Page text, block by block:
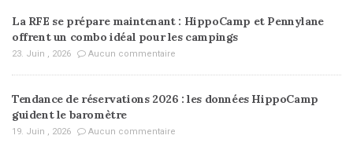
La RFE se prépare maintenant : HippoCamp et Pennylane
offrent un combo idéal pour les campings
23. Juin , 2026 Aucun commentaire
Tendance de réservations 2026 : les données HippoCamp
guident le baromètre
19. Juin , 2026 Aucun commentaire